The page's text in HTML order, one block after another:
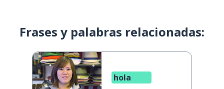
Frases y palabras relacionadas:
hola